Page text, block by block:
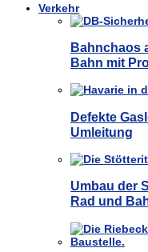
Verkehr
Bahnchaos
Bahn mit
Defekte
Umleitung
Umbau der
Rad und